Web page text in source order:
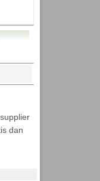
dan